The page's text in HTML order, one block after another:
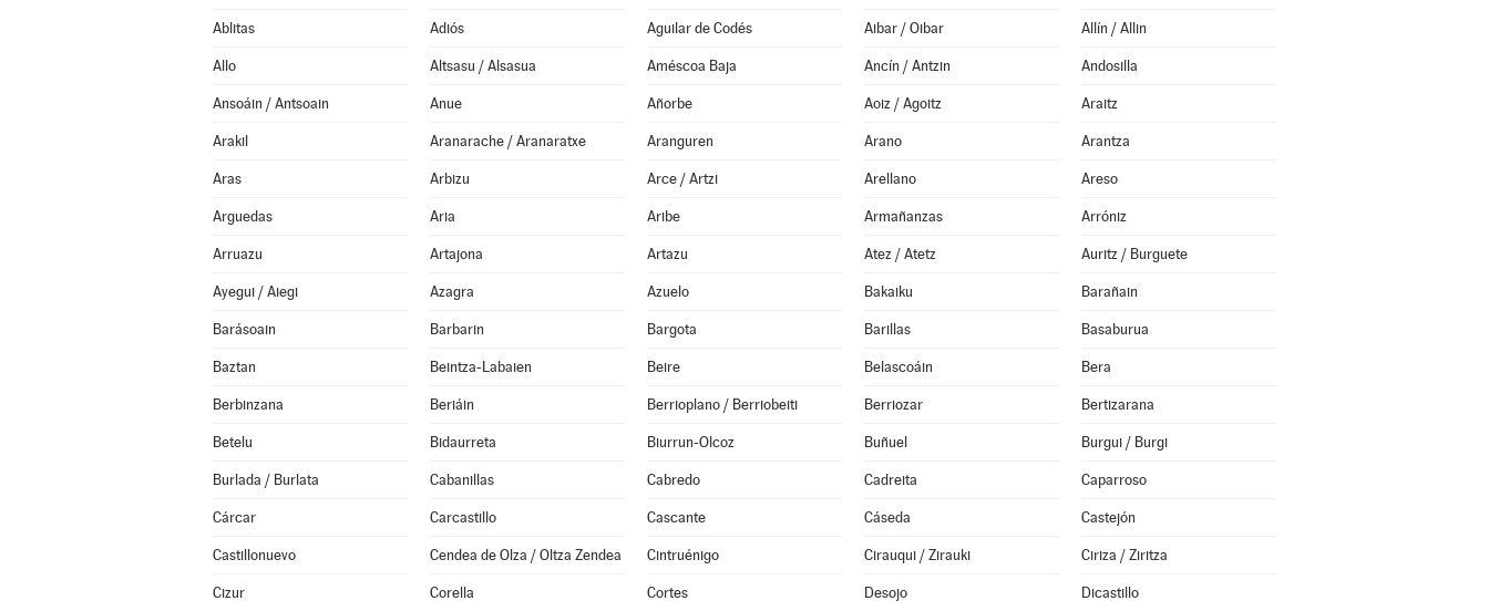
Ablitas Adiós Aguilar de Codés Aibar / Oibar Allín / Allin
Allo Altsasu / Alsasua Améscoa Baja Ancín / Antzin Andosilla
Ansoáin / Antsoain Anue Añorbe Aoiz / Agoitz Araitz
Arakil Aranarache / Aranaratxe Aranguren Arano Arantza
Aras Arbizu Arce / Artzi Arellano Areso
Arguedas Aria Aribe Armañanzas Arróniz
Arruazu Artajona Artazu Atez / Atetz Auritz / Burguete
Ayegui / Aiegi Azagra Azuelo Bakaiku Barañain
Barásoain Barbarin Bargota Barillas Basaburua
Baztan Beintza-Labaien Beire Belascoáin Bera
Berbinzana Beriáin Berrioplano / Berriobeiti Berriozar Bertizarana
Betelu Bidaurreta Biurrun-Olcoz Buñuel Burgui / Burgi
Burlada / Burlata Cabanillas Cabredo Cadreita Caparroso
Cárcar Carcastillo Cascante Cáseda Castejón
Castillonuevo Cendea de Olza / Oltza Zendea Cintruénigo Cirauqui / Zirauki Ciriza / Ziritza
Cizur Corella Cortes Desojo Dicastillo